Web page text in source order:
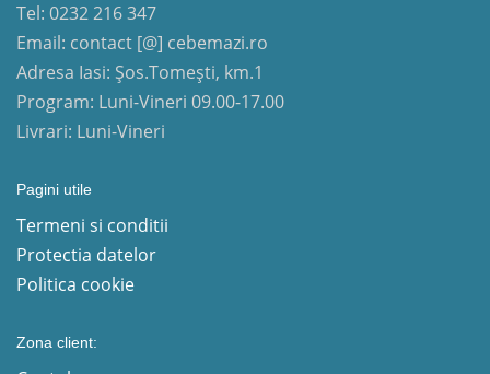
Tel: 0232 216 347
Email: contact [@] cebemazi.ro
Adresa Iasi: Șos.Tomești, km.1
Program: Luni-Vineri 09.00-17.00
Livrari: Luni-Vineri
Pagini utile
Termeni si conditii
Protectia datelor
Politica cookie
Zona client: